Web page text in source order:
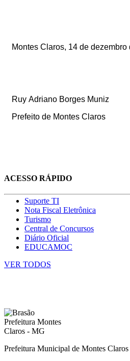
Montes Claros, 14 de dezembro
Ruy Adriano Borges Muniz
Prefeito de Montes Claros
ACESSO RÁPIDO
Suporte TI
Nota Fiscal Eletrônica
Turismo
Central de Concursos
Diário Oficial
EDUCAMOC
VER TODOS
Prefeitura Municipal de Montes Claros